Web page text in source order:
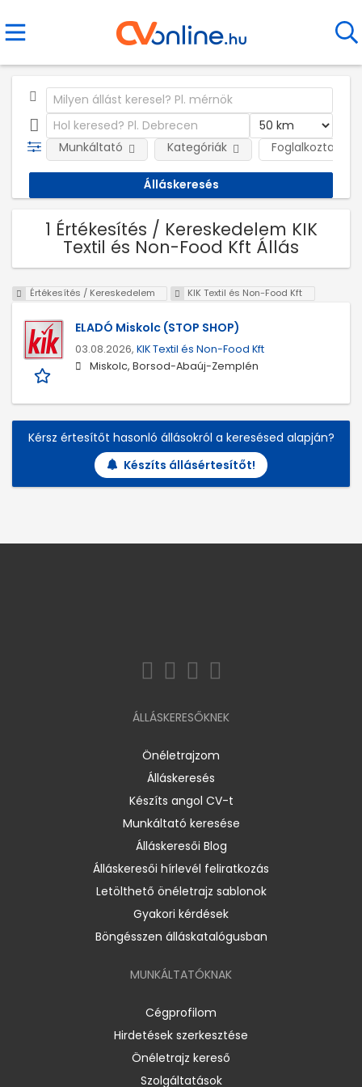
Foglalkoztatás
Munkáltató Kategóriák
1 Értékesítés / Kereskedelem KIK
Textil és Non-Food Kft Állás
Értékesítés / Kereskedelem KIK Textil és Non-Food Kft
ELADÓ Miskolc (STOP SHOP)
03.08.2026, KIK Textil és Non-Food Kft
Miskolc, Borsod-Abaúj-Zemplén
Kérsz értesítőt hasonló állásokról a keresésed alapján?
Készíts állásértesítőt!
ÁLLÁSKERESŐKNEK
Önéletrajzom
Álláskeresés
Készíts angol CV-t
Munkáltató keresése
Álláskeresői Blog
Álláskeresői hírlevél feliratkozás
Letölthető önéletrajz sablonok
Gyakori kérdések
Böngésszen álláskatalógusban
MUNKÁLTATÓKNAK
Cégprofilom
Hirdetések szerkesztése
Önéletrajz kereső
Szolgáltatások